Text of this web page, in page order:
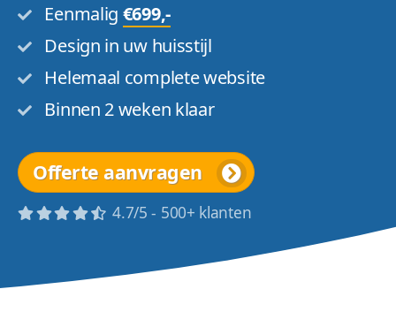
Eenmalig €699,-
Design in uw huisstijl
Helemaal complete website
Binnen 2 weken klaar
Offerte aanvragen
4.7/5 - 500+ klanten